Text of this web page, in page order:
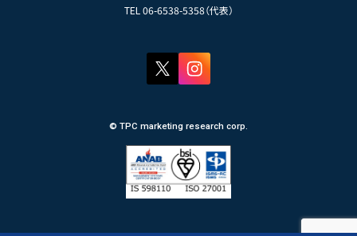
TEL 06-6538-5358（代表）
© TPC marketing research corp.